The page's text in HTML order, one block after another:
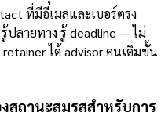
ที่มีอีเมลและเบอร์ตรง
ปลายทาง รู้ deadline — ไม่
ได้ advisor คนเดิมขั้น
สถานะสมรสสำหรับการ